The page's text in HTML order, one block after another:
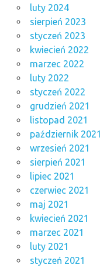
luty 2024
sierpień 2023
styczeń 2023
kwiecień 2022
marzec 2022
luty 2022
styczeń 2022
grudzień 2021
listopad 2021
październik 2021
wrzesień 2021
sierpień 2021
lipiec 2021
czerwiec 2021
maj 2021
kwiecień 2021
marzec 2021
luty 2021
styczeń 2021